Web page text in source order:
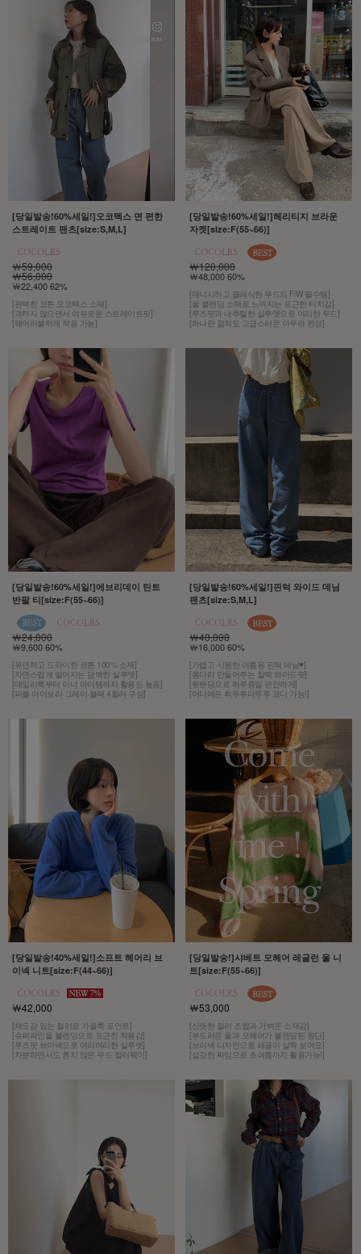
[당일발송!60%세일!]오코텍스 면 편한
스트레이트 팬츠[size:S,M,L]
￦59,000
￦56,000
￦22,400 62%
[완벽한 코튼 오코텍스 소재]
[과하지 않으면서 여유로운 스트레이트핏]
[웨어러블하게 착용 가능]
[당일발송!60%세일!]헤리티지 브라운
자켓[size:F(55~66)]
￦120,000
￦48,000 60%
[매니시하고 클래식한 무드의 F/W 필수템]
[울 블렌딩 소재로 느껴지는 포근한 터치감]
[루즈핏과 내추럴한 실루엣으로 여리한 무드]
[하나만 걸쳐도 고급스러운 아우라 완성]
[당일발송!60%세일!]에브리데이 틴트
반팔 티[size:F(55~66)]
￦24,000
￦9,600 60%
[유연하고 드라이한 코튼 100% 소재]
[자연스럽게 떨어지는 담백한 실루엣]
[데일리룩부터 이너 아이템까지 활용도 높음]
[퍼플·아이보리·그레이·블랙 4컬러 구성]
[당일발송!60%세일!]핀턱 와이드 데님
팬츠[size:S,M,L]
￦40,000
￦16,000 60%
[가볍고 시원한 여름용 핀턱 데님♥]
[롱다리 만들어주는 찰떡 와이드핏]
[뒷밴딩으로 하루종일 편안하게]
[어디에든 휘뚜루마뚜루 코디 가능!]
[당일발송!40%세일!]소프트 헤어리 브
이넥 니트[size:F(44~66)]
￦42,000
[채도감 있는 컬러로 가을룩 포인트]
[슈퍼파인울 블렌딩으로 포근한 착용감]
[루즈핏 브이넥으로 여리여리한 실루엣]
[차분하면서도 흔치 않은 무드 컬러웨이]
[당일발송!]샤베트 모헤어 레글런 울 니
트[size:F(55~66)]
￦53,000
[산뜻한 컬러 조합과 가벼운 소재감]
[부드러운 울과 모헤어가 블렌딩된 원단]
[브이넥 디자인으로 쇄골이 살짝 보여요]
[설깃한 짜임으로 초여름까지 활용가능!]